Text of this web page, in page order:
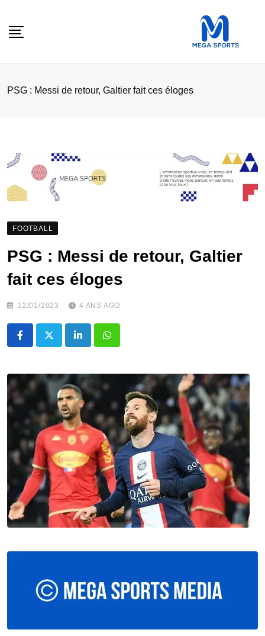
PSG : Messi de retour, Galtier fait ces éloges
FOOTBALL
PSG : Messi de retour, Galtier
fait ces éloges
12/01/2023 4 ANS AGO
LinkedInWhatsapp